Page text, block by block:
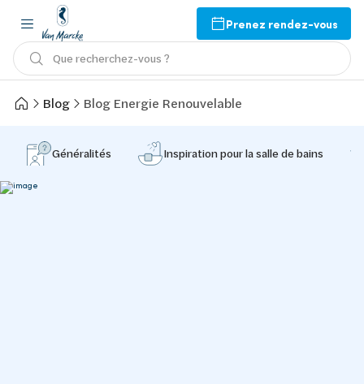
Prenez rendez-vous
Que recherchez-vous ?
Blog Blog Energie Renouvelable
Généralités Inspiration pour la salle de bains